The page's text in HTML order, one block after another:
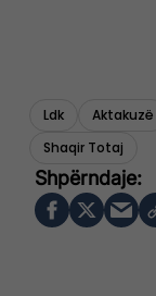
Ldk Aktakuzë
Shaqir Totaj